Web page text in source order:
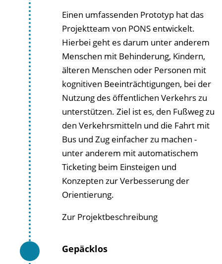
Einen umfassenden Prototyp hat das
Projektteam von PONS entwickelt.
Hierbei geht es darum unter anderem
Menschen mit Behinderung, Kindern,
älteren Menschen oder Personen mit
kognitiven Beeinträchtigungen, bei der
Nutzung des öffentlichen Verkehrs zu
unterstützen. Ziel ist es, den Fußweg zu
den Verkehrsmitteln und die Fahrt mit
Bus und Zug einfacher zu machen -
unter anderem mit automatischem
Ticketing beim Einsteigen und
Konzepten zur Verbesserung der
Orientierung.
Zur Projektbeschreibung
Gepäcklos